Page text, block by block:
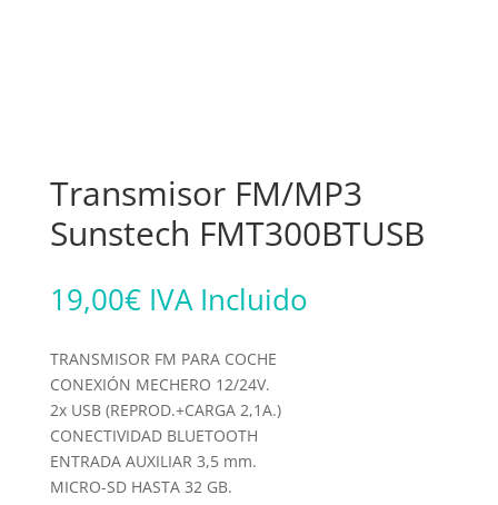
Transmisor FM/MP3
Sunstech FMT300BTUSB
19,00€ IVA Incluido
TRANSMISOR FM PARA COCHE
CONEXIÓN MECHERO 12/24V.
2x USB (REPROD.+CARGA 2,1A.)
CONECTIVIDAD BLUETOOTH
ENTRADA AUXILIAR 3,5 mm.
MICRO-SD HASTA 32 GB.